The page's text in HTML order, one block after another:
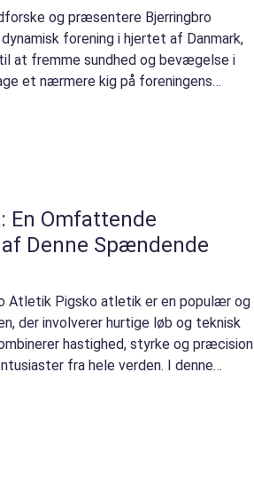
og præsentere Bjerringbro
forening i hjertet af Danmark,
at fremme sundhed og bevægelse i
et nærmere kig på foreningens
En Omfattende
Denne Spændende
Atletik Pigsko atletik er en populær og
der involverer hurtige løb og teknisk
hastighed, styrke og præcision
fra hele verden. I denne